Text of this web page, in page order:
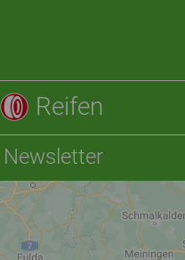
Reifen
Newsletter